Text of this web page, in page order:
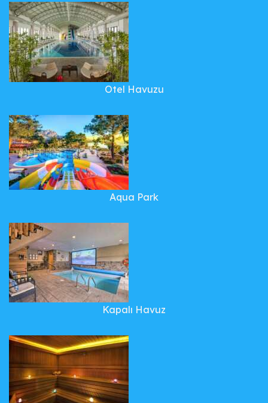
Otel Havuzu
Aqua Park
Kapalı Havuz